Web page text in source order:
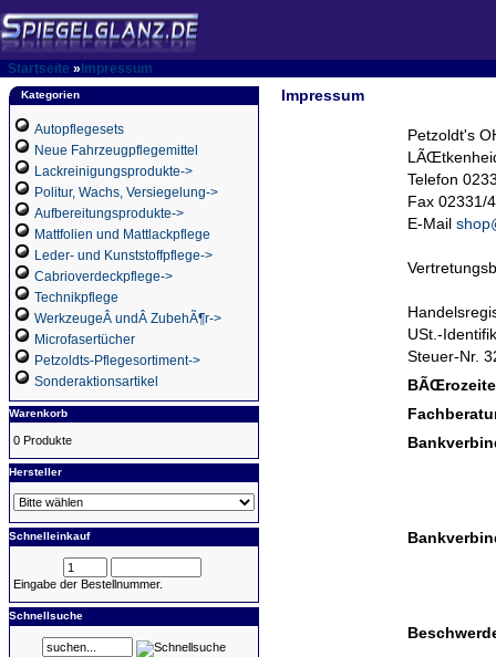
Startseite » Impressum
Kategorien
Autopflegesets
Neue Fahrzeugpflegemittel
Lackreinigungsprodukte->
Politur, Wachs, Versiegelung->
Aufbereitungsprodukte->
Mattfolien und Mattlackpflege
Leder- und Kunststoffpflege->
Cabrioverdeckpflege->
Technikpflege
WerkzeugeÂ undÂ ZubehÃ¶r->
Microfasertücher
Petzoldts-Pflegesortiment->
Sonderaktionsartikel
Warenkorb
0 Produkte
Hersteller
Schnelleinkauf
Eingabe der Bestellnummer.
Schnellsuche
Impressum
Petzoldt's
Telefon
Fax 02331/
E-Mail
USt.-
Steuer-Nr.